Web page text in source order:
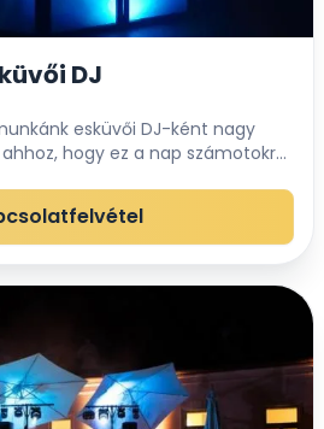
DJ
esküvői DJ-ként nagy
hogy ez a nap számotokra
Teljes hang- és
esküvőkön a